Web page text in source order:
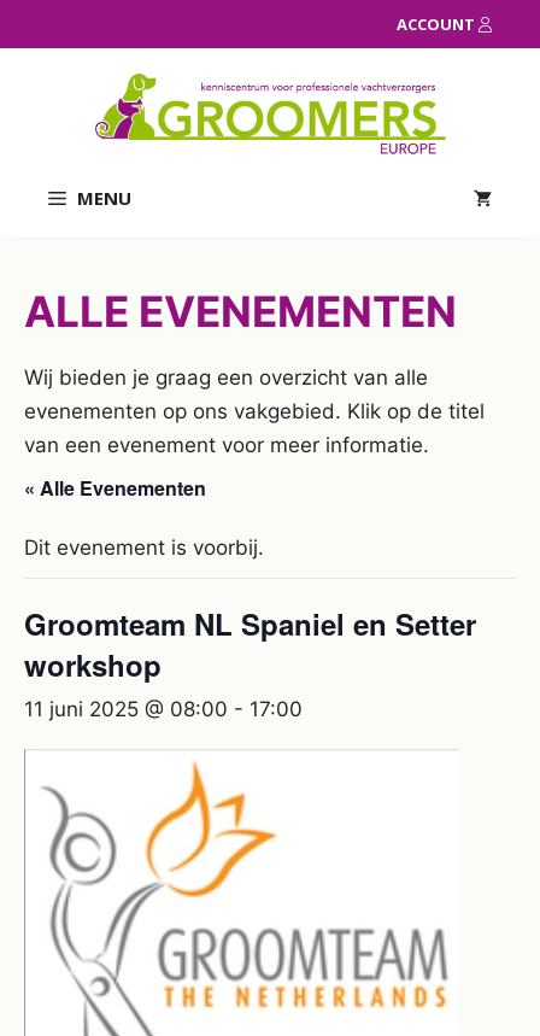
naar
ACCOUNT
MENU
ALLE EVENEMENTEN
Wij bieden je graag een overzicht van alle
evenementen op ons vakgebied. Klik op de titel
van een evenement voor meer informatie.
« Alle Evenementen
Dit evenement is voorbij.
Groomteam NL Spaniel en Setter
workshop
11 juni 2025 @ 08:00 - 17:00